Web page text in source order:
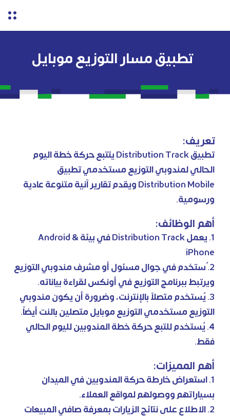
تطبيق مسار التوزيع موبايل
تعريف:
تطبيق Distribution Track يتتبع حركة خطة اليوم
الحالي لمندوبي التوزيع مستخدمي تطبيق
Distribution Mobile ويقدم تقارير آنية متنوعة عادية
ورسومية.
أهم الوظائف:
1. يعمل Distribution Track في بيئة Android &
iPhone
2. ُستخدم في جوال مسئول أو مشرف مندوبي التوزيع
ويرتبط ببرنامج التوزيع في أونكس لقراءة بياناته.
3. يُستخدم متصلاً بالإنترنت، وضرورة أن يكون مندوبي
التوزيع مستخدمي التوزيع موبايل متصلين بالنت أيضاً.
4. يُستخدم للتبع حركة خطة المندوبين لليوم الحالي
فقط.
أهم المميزات:
1. استعراض خارطة حركة المندوبين في الميدان
بسياراتهم ووصولهم لمواقع العملاء.
2. الاطلاع على نتائج الزيارات بمعرفة صافي المبيعات